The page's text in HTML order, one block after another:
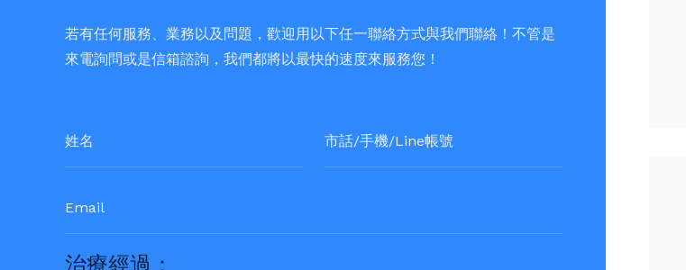
若有任何服務、業務以及問題，歡迎用以下任一聯絡方式與我們聯絡！不管是
來電詢問或是信箱諮詢，我們都將以最快的速度來服務您！
治療經過：